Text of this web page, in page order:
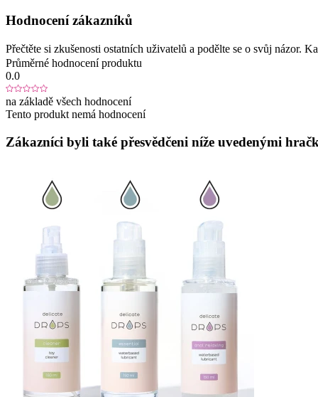
Hodnocení zákazníků
Přečtěte si zkušenosti ostatních uživatelů a podělte se o svůj názor.
Průměrné hodnocení produktu
0.0
na základě všech hodnocení
Tento produkt nemá hodnocení
Zákazníci byli také přesvědčeni níže uvedenými